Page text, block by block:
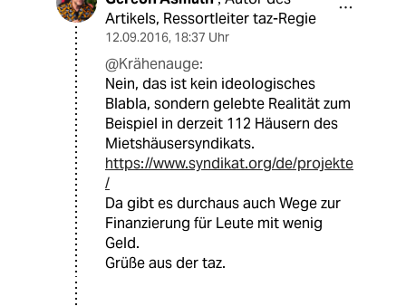
Artikels, Ressortleiter taz-Regie
12.09.2016, 18:37 Uhr
@Krähenauge:
Nein, das ist kein ideologisches
Blabla, sondern gelebte Realität zum
Beispiel in derzeit 112 Häusern des
Mietshäusersyndikats.
https://www.syndikat.org/de/projekte
/
Da gibt es durchaus auch Wege zur
Finanzierung für Leute mit wenig
Geld.
Grüße aus der taz.